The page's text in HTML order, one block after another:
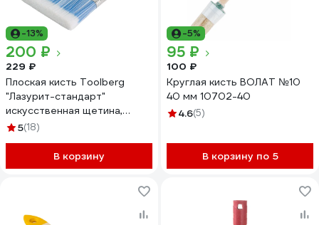
-13%
200 ₽
229 ₽
Плоская кисть Toolberg
"Лазурит-стандарт"
искусственная щетина,
пластиковая рукоятка, 100
5(18)
В корзину
-5%
95 ₽
100 ₽
Круглая кисть ВОЛАТ №10
40 мм 10702-40
4.6(5)
В корзину по 5